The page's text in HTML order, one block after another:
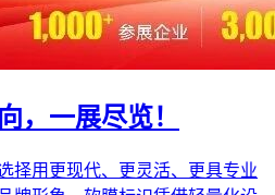
，一展尽览！
择用更现代、更灵活、更具专业